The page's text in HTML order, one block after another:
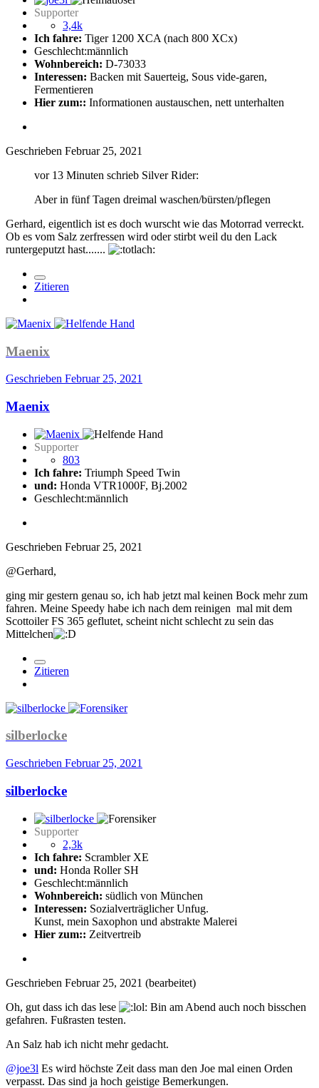
Supporter
3,4k
Ich fahre: Tiger 1200 XCA (nach 800 XCx)
Geschlecht:männlich
Wohnbereich: D-73033
Interessen: Backen mit Sauerteig, Sous vide-garen,
Fermentieren
Hier zum:: Informationen austauschen, nett unterhalten
Geschrieben Februar 25, 2021
vor 13 Minuten schrieb Silver Rider:
Aber in fünf Tagen dreimal waschen/bürsten/pflegen
Gerhard, eigentlich ist es doch wurscht wie das Motorrad verreckt.
Ob es vom Salz zerfressen wird oder stirbt weil du den Lack
runtergeputzt hast.......
Zitieren
Maenix
Geschrieben Februar 25, 2021
Maenix
Supporter
803
Ich fahre: Triumph Speed Twin
und: Honda VTR1000F, Bj.2002
Geschlecht:männlich
Geschrieben Februar 25, 2021
@Gerhard,
ging mir gestern genau so, ich hab jetzt mal keinen Bock mehr zum
fahren. Meine Speedy habe ich nach dem reinigen mal mit dem
Scottoiler FS 365 geflutet, scheint nicht schlecht zu sein das
Mittelchen
Zitieren
silberlocke
Geschrieben Februar 25, 2021
silberlocke
Supporter
2,3k
Ich fahre: Scrambler XE
und: Honda Roller SH
Geschlecht:männlich
Wohnbereich: südlich von München
Interessen: Sozialverträglicher Unfug.
Kunst, mein Saxophon und abstrakte Malerei
Hier zum:: Zeitvertreib
Geschrieben Februar 25, 2021 (bearbeitet)
Oh, gut dass ich das lese
Bin am Abend auch noch bisschen
gefahren. Fußrasten testen.
An Salz hab ich nicht mehr gedacht.
@joe3l Es wird höchste Zeit dass man den Joe mal einen Orden
verpasst. Das sind ja hoch geistige Bemerkungen.